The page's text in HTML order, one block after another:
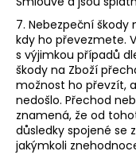
7. Nebezpeční škody
kdy ho převezmete.
s výjimkou případů
škody na Zboží
možnost ho převzít,
nedošlo. Přechod
znamená, že od
důsledky spojené se
jakýmkoli